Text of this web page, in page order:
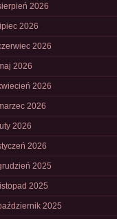
2026
lipiec 2026
2026
2026
2026
2026
luty 2026
2026
2025
listopad 2025
2025